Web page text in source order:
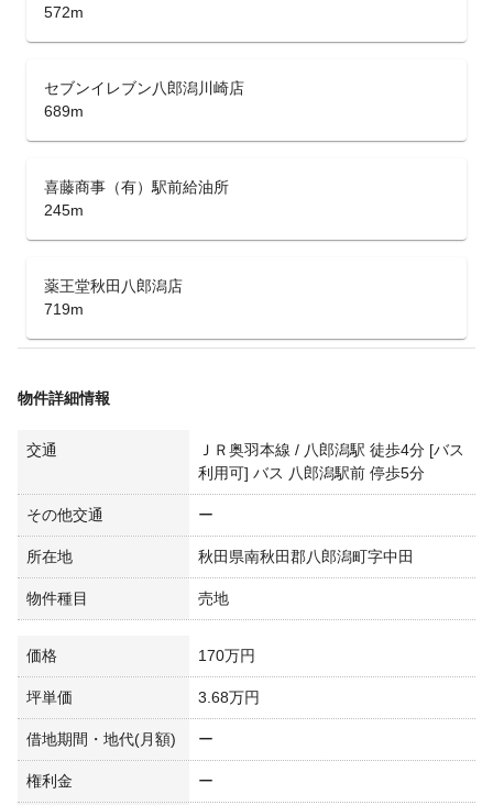
572m
セブンイレブン八郎潟川崎店
689m
喜藤商事（有）駅前給油所
245m
薬王堂秋田八郎潟店
719m
物件詳細情報
交通
ＪＲ奥羽本線 / 八郎潟駅 徒歩4分 [バス
利用可] バス 八郎潟駅前 停歩5分
その他交通 ー
所在地 秋田県南秋田郡八郎潟町字中田
物件種目 売地
価格 170万円
坪単価 3.68万円
借地期間・地代(月額) ー
権利金 ー